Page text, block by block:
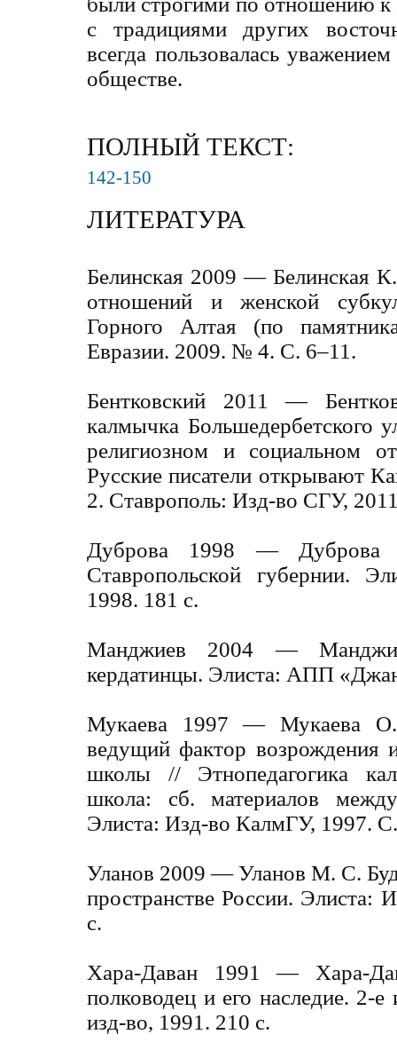
с традициями других
всегда пользовалась
обществе.
ПОЛНЫЙ ТЕКСТ:
142-150
ЛИТЕРАТУРА
Белинская 2009 — Белинская
отношений и женской
Горного Алтая (по
Евразии. 2009. № 4. С. 6–11.
Бентковский 2011 —
калмычка Большедербетского
религиозном и социальном
Русские писатели открывают
2. Ставрополь: Изд-во СГУ,
Дуброва 1998 —
Ставропольской губернии.
1998. 181 с.
Манджиев 2004 —
кердатинцы. Элиста: АПП
Мукаева 1997 — Мукаева
ведущий фактор возрождения
школы // Этнопедагогика
школа: сб. материалов
Элиста: Изд-во КалмГУ, 1997.
Уланов 2009 — Уланов М. С.
пространстве России. Элиста:
с.
Хара-Даван 1991 — Хара-
полководец и его наследие. 2-
изд-во, 1991. 210 с.